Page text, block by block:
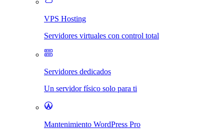
VPS Hosting
Servidores virtuales con control total
Servidores dedicados
Un servidor físico solo para ti
Mantenimiento WordPress Pro